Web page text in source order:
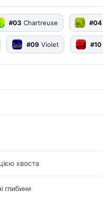
#03 Chartreuse #04
#09 Violet #10
хвоста
глибини